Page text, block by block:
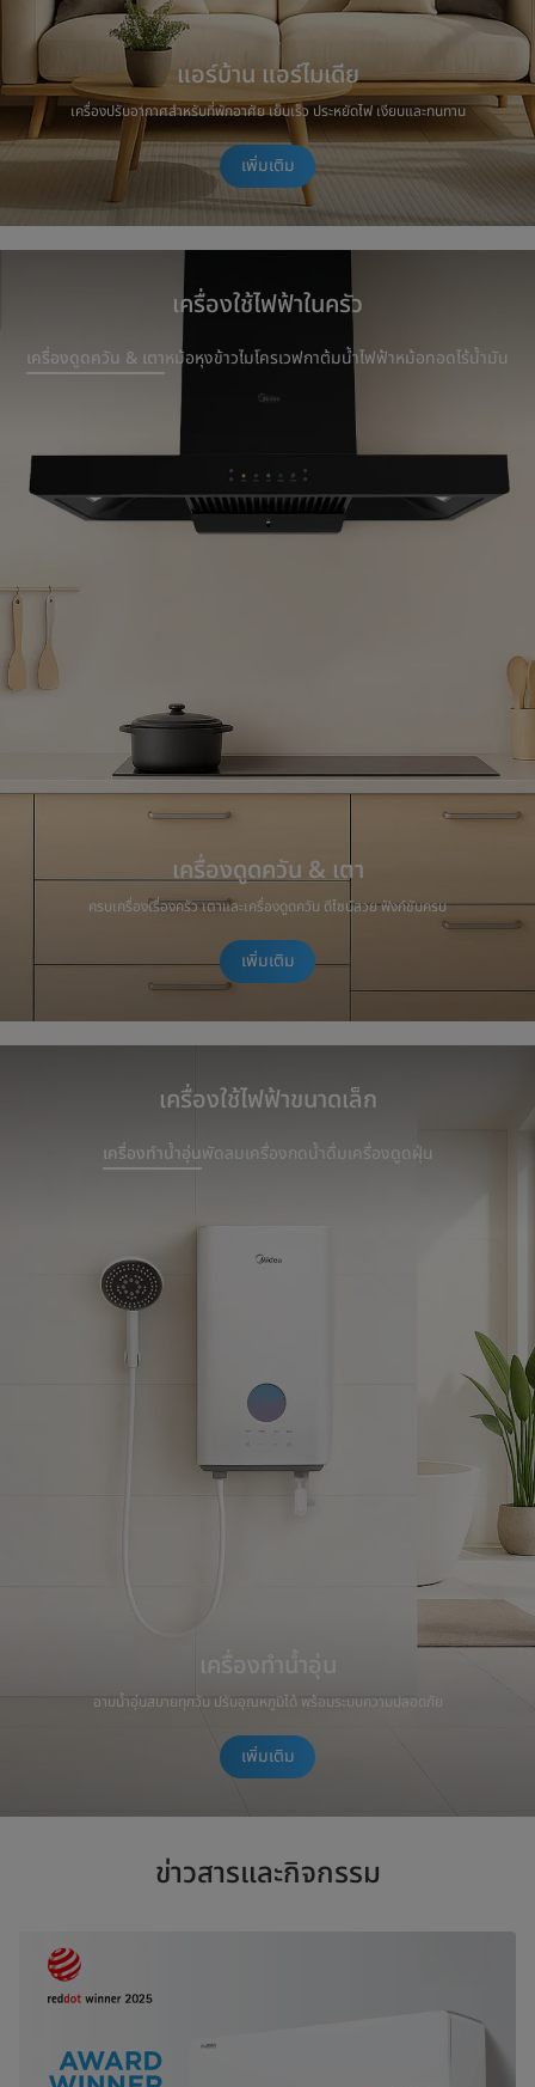
แอร์บ้าน แอร์ไมเดีย
เครื่องปรับอากาศสำหรับที่พักอาศัย เย็นเร็ว ประหยัดไฟ เงียบและทนทาน
เพิ่มเติม
เครื่องใช้ไฟฟ้าในครัว
เครื่องดูดควัน & เตาหม้อหุงข้าวไมโครเวฟกาต้มน้ำไฟฟ้าหม้อทอดไร้น้ำมัน
เครื่องดูดควัน & เตา
ครบเครื่องเรื่องครัว เตาและเครื่องดูดควัน ดีไซน์สวย ฟังก์ชันครบ
เพิ่มเติม
เครื่องใช้ไฟฟ้าขนาดเล็ก
เครื่องทำน้ำอุ่นพัดลมเครื่องกดน้ำดื่มเครื่องดูดฝุ่น
เครื่องทำน้ำอุ่น
อาบน้ำอุ่นสบายทุกวัน ปรับอุณหภูมิได้ พร้อมระบบความปลอดภัย
เพิ่มเติม
ข่าวสารและกิจกรรม